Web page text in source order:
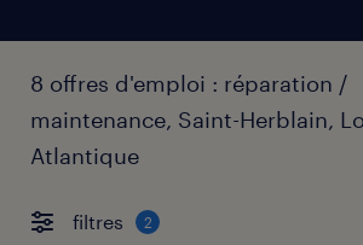
8 offres d'emploi : réparation /
maintenance, Saint-Herblain,
Atlantique
filtres 2